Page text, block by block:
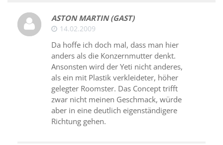
ASTON MARTIN (GAST)
14.02.2009
Da hoffe ich doch mal, dass man hier
anders als die Konzernmutter denkt.
Ansonsten wird der Yeti nicht anderes,
als ein mit Plastik verkleideter, höher
gelegter Roomster. Das Concept trifft
zwar nicht meinen Geschmack, würde
aber in eine deutlich eigenständigere
Richtung gehen.